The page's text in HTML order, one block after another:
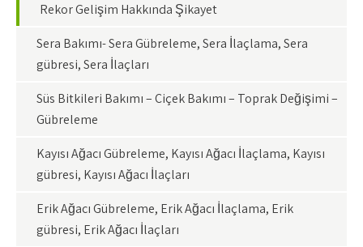
Rekor Gelişim Hakkında Şikayet
Sera Bakımı- Sera Gübreleme, Sera İlaçlama, Sera
gübresi, Sera İlaçları
Süs Bitkileri Bakımı – Çiçek Bakımı – Toprak Değişimi –
Gübreleme
Kayısı Ağacı Gübreleme, Kayısı Ağacı İlaçlama, Kayısı
gübresi, Kayısı Ağacı İlaçları
Erik Ağacı Gübreleme, Erik Ağacı İlaçlama, Erik
gübresi, Erik Ağacı İlaçları